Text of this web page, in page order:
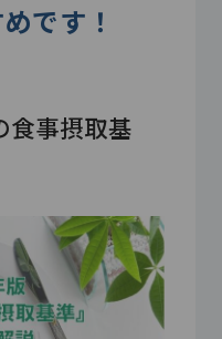
です！
食事摂取基